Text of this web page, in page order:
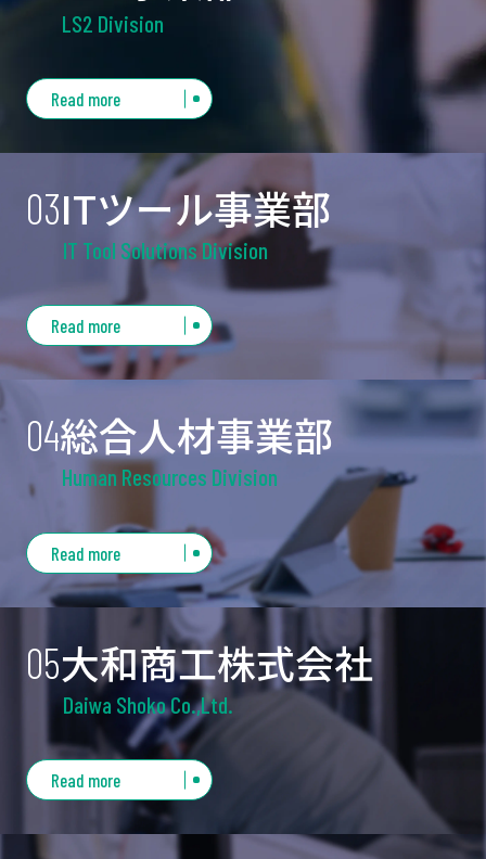
LS2 Division
世界約100か国で愛される
LS2 HELMETS
ヨーロッパやアメリカを中心に高いシェアを持
ち、世界約100か国で販売される二輪用ヘルメッ
トブランド「LS2 HELMETS（エルエスツーヘルメ
ット）」を、日本総代理店として取り扱っていま
す。
Read more
03ITツール事業部
IT Tool Solutions Division
技術とアイデアで
社会の課題を解決する
ＩＴツール事業部は、革新的な商品の企画を行
い、社会に貢献し社会から支持されることを目的
としております。新しい技術・アイデアをカタチ
にすることで「品質の向上」「製品ライフサイク
ルの長期化」に取り組み、労働不足の解決、労働
時間の短縮などに貢献いたします。
Read more
04総合人材事業部
Human Resources Division
当社にできることを
誠心誠意
法人のお客さまへ
・必要とされる案件を一緒に分析
・ご要望に合った人材サービスをご提案
・人材採用に関する満足度をご提供
また、求職者さまへの職業紹介を行っておりま
す。
Read more
05大和商工株式会社
Daiwa Shoko Co.,Ltd.
持続可能な生活環境を創造する
各市町村⽔道局への⽔道メーター販売・⼯事をさ
せていただき５０年以上の実績。⽔道メーター各
Read more